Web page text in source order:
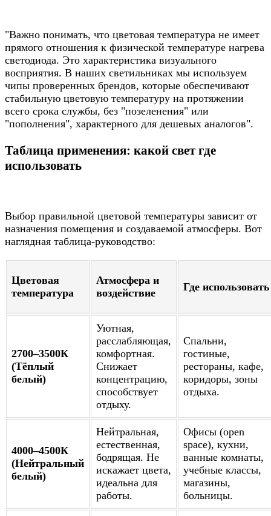
"Важно понимать, что цветовая температура не имеет
прямого отношения к физической температуре нагрева
светодиода. Это характеристика визуального
восприятия. В наших светильниках мы используем
чипы проверенных брендов, которые обеспечивают
стабильную цветовую температуру на протяжении
всего срока службы, без "позеленения" или
"пополнения", характерного для дешевых аналогов".
Таблица применения: какой свет где
использовать
Выбор правильной цветовой температуры зависит от
назначения помещения и создаваемой атмосферы. Вот
наглядная таблица-руководство:
Цветовая
температура
Атмосфера и
воздействие
Где использовать
2700–3500К
(Тёплый
белый)
Уютная,
расслабляющая,
комфортная.
Снижает
концентрацию,
способствует
отдыху.
Спальни,
гостиные,
рестораны, кафе,
коридоры, зоны
отдыха.
4000–4500К
(Нейтральный
белый)
Нейтральная,
естественная,
бодрящая. Не
искажает цвета,
идеальна для
работы.
Офисы (open
space), кухни,
ванные комнаты,
учебные классы,
магазины,
больницы.